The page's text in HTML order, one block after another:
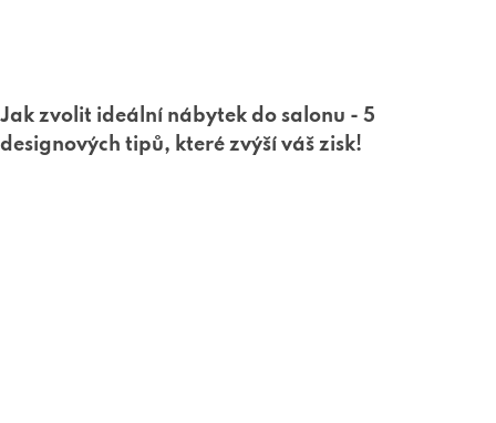
Jak zvolit ideální nábytek do salonu - 5
designových tipů, které zvýší váš zisk!